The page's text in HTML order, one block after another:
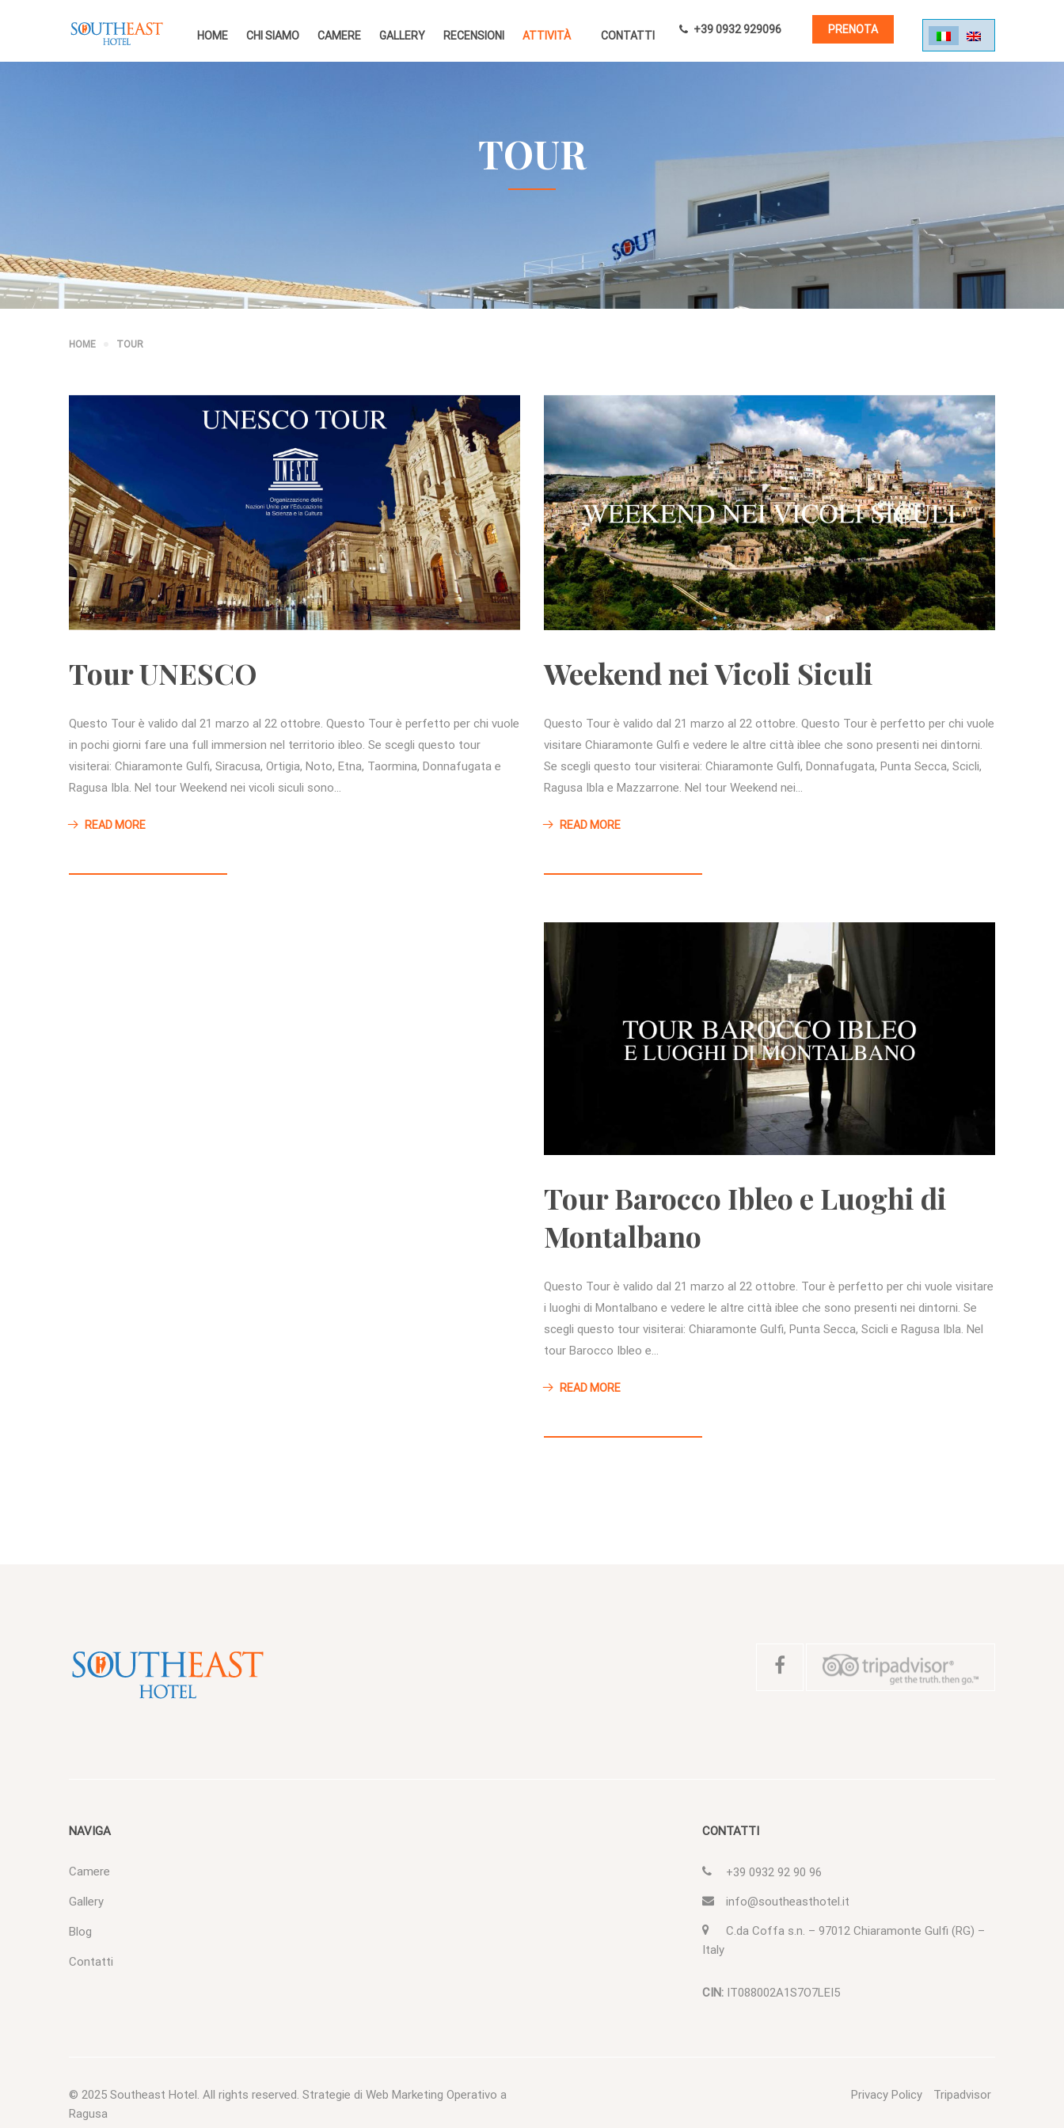
HOME CHI SIAMO CAMERE GALLERY RECENSIONI ATTIVITÀ CONTATTI +39 0932 929096 PRENOTA
TOUR
HOME TOUR
Tour UNESCO
Questo Tour è valido dal 21 marzo al 22 ottobre. Questo Tour è perfetto per chi vuole
in pochi giorni fare una full immersion nel territorio ibleo. Se scegli questo tour
visiterai: Chiaramonte Gulfi, Siracusa, Ortigia, Noto, Etna, Taormina, Donnafugata e
Ragusa Ibla. Nel tour Weekend nei vicoli siculi sono…
READ MORE
Weekend nei Vicoli Siculi
Questo Tour è valido dal 21 marzo al 22 ottobre. Questo Tour è perfetto per chi vuole
visitare Chiaramonte Gulfi e vedere le altre città iblee che sono presenti nei dintorni.
Se scegli questo tour visiterai: Chiaramonte Gulfi, Donnafugata, Punta Secca, Scicli,
Ragusa Ibla e Mazzarrone. Nel tour Weekend nei…
READ MORE
Tour Barocco Ibleo e Luoghi di
Montalbano
Questo Tour è valido dal 21 marzo al 22 ottobre. Tour è perfetto per chi vuole visitare
i luoghi di Montalbano e vedere le altre città iblee che sono presenti nei dintorni. Se
scegli questo tour visiterai: Chiaramonte Gulfi, Punta Secca, Scicli e Ragusa Ibla. Nel
tour Barocco Ibleo e…
READ MORE
NAVIGA
Camere
Gallery
Blog
Contatti
CONTATTI
+39 0932 92 90 96
info@southeasthotel.it
C.da Coffa s.n. – 97012 Chiaramonte Gulfi (RG) –
Italy
CIN:IT088002A1S7O7LEI5
© 2025 Southeast Hotel . All rights reserved. Strategie di Web Marketing Operativo a
Ragusa
Privacy Policy Tripadvisor